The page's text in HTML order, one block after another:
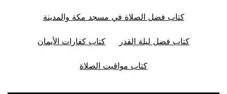
كتاب فضل الصلاة في مسجد مكة والمدينة
كتاب فضل ليلة القدر كتاب كفارات الأيمان
كتاب مواقيت الصلاة